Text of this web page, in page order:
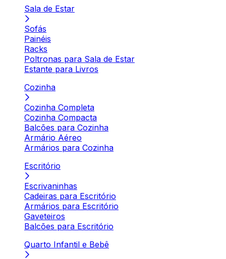
Sala de Estar
Sofás
Painéis
Racks
Poltronas para Sala de Estar
Estante para Livros
Cozinha
Cozinha Completa
Cozinha Compacta
Balcões para Cozinha
Armário Aéreo
Armários para Cozinha
Escritório
Escrivaninhas
Cadeiras para Escritório
Armários para Escritório
Gaveteiros
Balcões para Escritório
Quarto Infantil e Bebê